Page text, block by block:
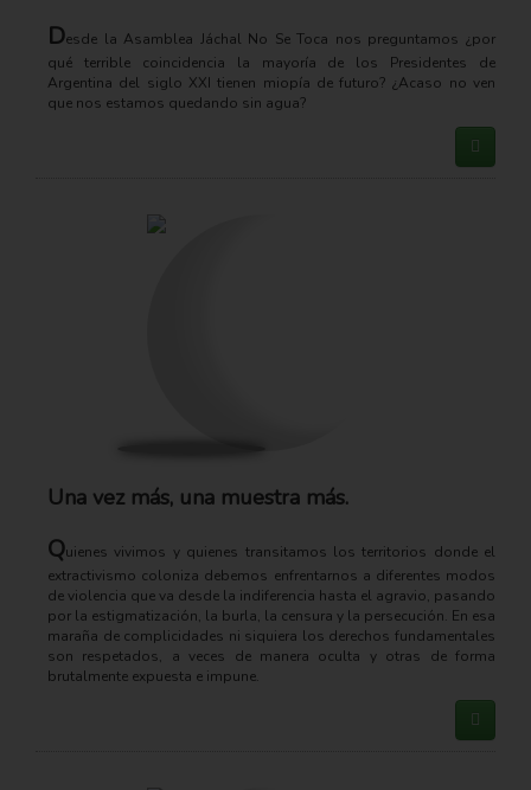
Desde la Asamblea Jáchal No Se Toca nos preguntamos ¿por
qué terrible coincidencia la mayoría de los Presidentes de
Argentina del siglo XXI tienen miopía de futuro? ¿Acaso no ven
que nos estamos quedando sin agua?
Una vez más, una muestra más.
Quienes vivimos y quienes transitamos los territorios donde el
extractivismo coloniza debemos enfrentarnos a diferentes modos
de violencia que va desde la indiferencia hasta el agravio, pasando
por la estigmatización, la burla, la censura y la persecución. En esa
maraña de complicidades ni siquiera los derechos fundamentales
son respetados, a veces de manera oculta y otras de forma
brutalmente expuesta e impune.